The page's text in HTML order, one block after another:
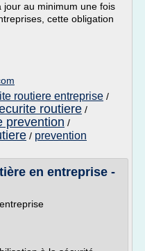
au minimum une fois
cette obligation
routiere entreprise /
routiere /
prevention /
/ prevention
en entreprise -